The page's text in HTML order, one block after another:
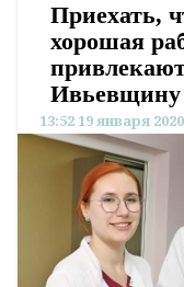
Приехать,
хорошая
Ивьевщину
13:52 19 января 2020